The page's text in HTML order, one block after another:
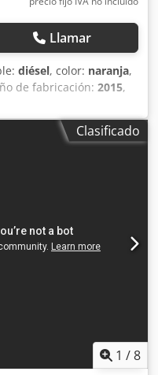
Llamar
diésel, color: naranja,
de fabricación: 2015,
(lxanxal): 567 x
Yanmar 4TNV94L
el primer día. Altura de
Hgn Ueisf Alcance a
78 l Combustible:
Clasificado
1 /8